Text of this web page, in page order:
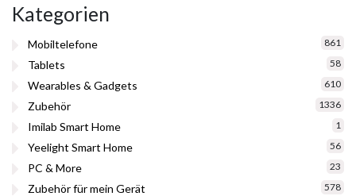
Kategorien
Mobiltelefone 861
Tablets 58
Wearables & Gadgets 610
Zubehör 1336
Imilab Smart Home 1
Yeelight Smart Home 56
PC & More 23
Zubehör für mein Gerät 578